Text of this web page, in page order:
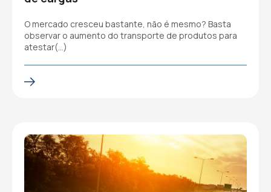
O mercado cresceu bastante, não é mesmo? Basta
observar o aumento do transporte de produtos para
atestar(…)